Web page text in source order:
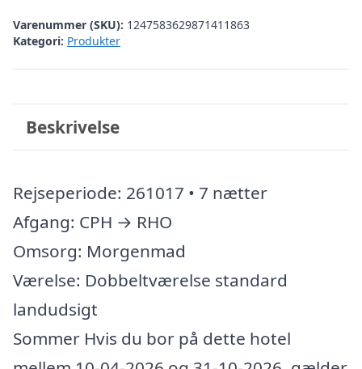
Varenummer (SKU): 1247583629871411863
Kategori: Produkter
Beskrivelse
Rejseperiode: 261017 • 7 nætter
Afgang: CPH → RHO
Omsorg: Morgenmad
Værelse: Dobbeltværelse standard
landudsigt
Sommer Hvis du bor på dette hotel